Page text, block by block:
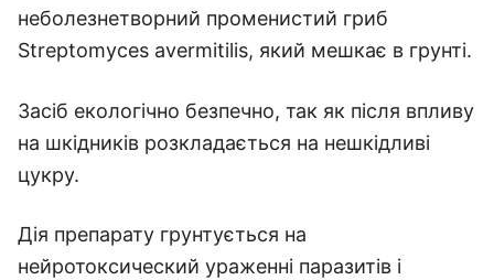
неболезнетворний променистий гриб
Streptomyces avermitilis, який мешкає в грунті.
Засіб екологічно безпечно, так як після впливу
на шкідників розкладається на нешкідливі
цукру.
Дія препарату грунтується на
нейротоксический ураженні паразитів і